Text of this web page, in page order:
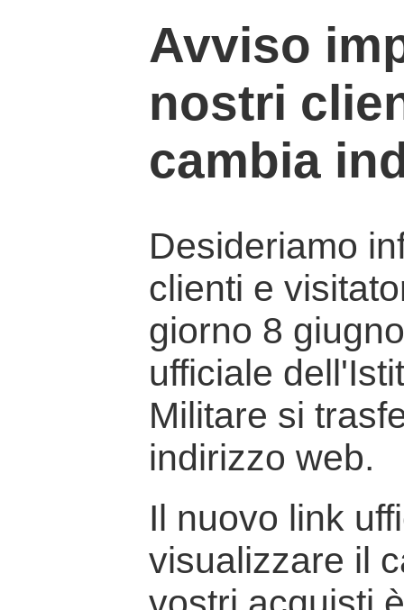
Avviso
nostri
cambia
Desideriamo
clienti e
giorno 8
ufficiale
Militare si
indirizzo web.
Il nuovo link
visualizzare il